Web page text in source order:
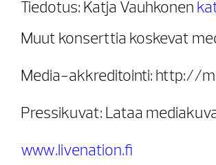
Tiedotus: Katja Vauhkonen
Muut konserttia koskevat
Media-akkreditointi: http://
Pressikuvat: Lataa
www.livenation.fi